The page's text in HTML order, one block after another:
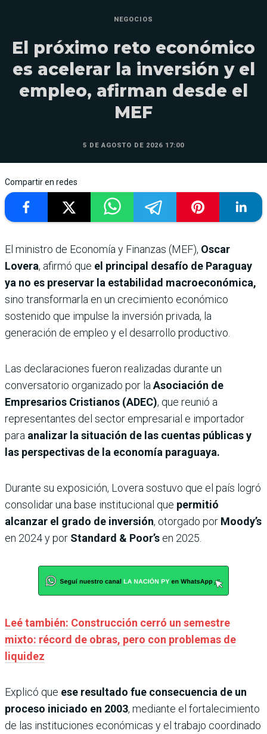
NEGOCIOS
El próximo reto económico
es acelerar la inversión y el
empleo, afirman desde el
MEF
5 DE AGOSTO DE 2026 17:00
Compartir en redes
El ministro de Economía y Finanzas (MEF), Oscar
Lovera, afirmó que el principal desafío de Paraguay
ya no es preservar la estabilidad macroeconómica,
sino transformarla en un crecimiento económico
sostenido que impulse la inversión privada, la
generación de empleo y el desarrollo productivo.
Las declaraciones fueron realizadas durante un
conversatorio organizado por la Asociación de
Empresarios Cristianos (ADEC), que reunió a
representantes del sector empresarial e importador
para analizar la situación de las cuentas públicas y
las perspectivas de la economía paraguaya.
Durante su exposición, Lovera sostuvo que el país logró
consolidar una base institucional que permitió
alcanzar el grado de inversión, otorgado por Moody’s
en 2024 y por Standard & Poor’s en 2025.
Leé también: Construcción cerró un semestre
mixto: récord de obras, pero con problemas de
liquidez
Explicó que ese resultado fue consecuencia de un
proceso iniciado en 2003, mediante el fortalecimiento
de las instituciones económicas y el trabajo coordinado